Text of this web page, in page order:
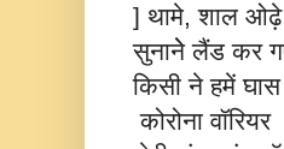
] थामे, शाल ओढ़े
सुनानेे लैंड कर
किसी ने हमें
कोरोना